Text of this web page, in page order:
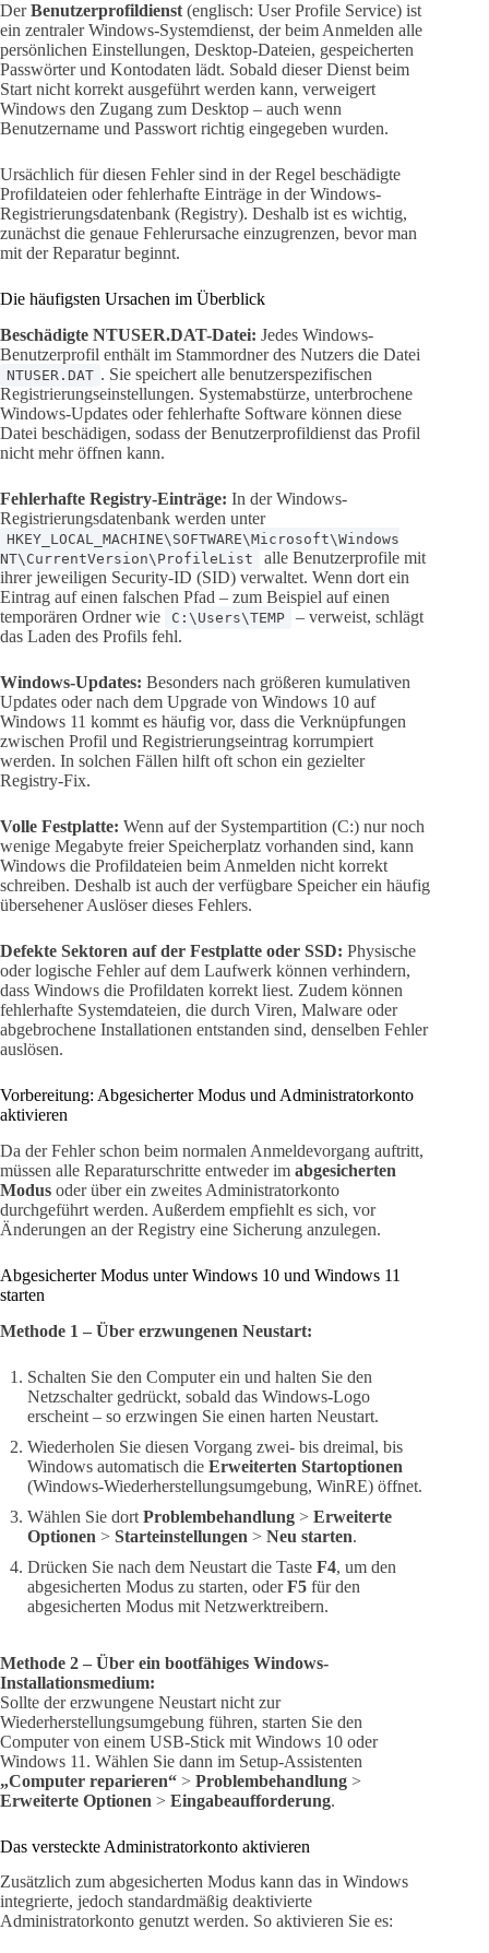
DerBenutzerprofildienst (englisch: User Profile Service) ist
ein zentraler Windows-Systemdienst, der beim Anmelden alle
persönlichen Einstellungen, Desktop-Dateien, gespeicherten
Passwörter und Kontodaten lädt. Sobald dieser Dienst beim
Start nicht korrekt ausgeführt werden kann, verweigert
Windows den Zugang zum Desktop – auch wenn
Benutzername und Passwort richtig eingegeben wurden.
Ursächlich für diesen Fehler sind in der Regel beschädigte
Profildateien oder fehlerhafte Einträge in der Windows-
Registrierungsdatenbank (Registry). Deshalb ist es wichtig,
zunächst die genaue Fehlerursache einzugrenzen, bevor man
mit der Reparatur beginnt.
Die häufigsten Ursachen im Überblick
Beschädigte NTUSER.DAT-Datei: Jedes Windows-
Benutzerprofil enthält im Stammordner des Nutzers die Datei
NTUSER.DAT . Sie speichert alle benutzerspezifischen
Registrierungseinstellungen. Systemabstürze, unterbrochene
Windows-Updates oder fehlerhafte Software können diese
Datei beschädigen, sodass der Benutzerprofildienst das Profil
nicht mehr öffnen kann.
Fehlerhafte Registry-Einträge: In der Windows-
Registrierungsdatenbank werden unter
HKEY_LOCAL_MACHINE\SOFTWARE\Microsoft\Windows
NT\CurrentVersion\ProfileList
alle Benutzerprofile mit
ihrer jeweiligen Security-ID (SID) verwaltet. Wenn dort ein
Eintrag auf einen falschen Pfad – zum Beispiel auf einen
temporären Ordner wie
C:\Users\TEMP
– verweist, schlägt
das Laden des Profils fehl.
Windows-Updates: Besonders nach größeren kumulativen
Updates oder nach dem Upgrade von Windows 10 auf
Windows 11 kommt es häufig vor, dass die Verknüpfungen
zwischen Profil und Registrierungseintrag korrumpiert
werden. In solchen Fällen hilft oft schon ein gezielter
Registry-Fix.
Volle Festplatte: Wenn auf der Systempartition (C:) nur noch
wenige Megabyte freier Speicherplatz vorhanden sind, kann
Windows die Profildateien beim Anmelden nicht korrekt
schreiben. Deshalb ist auch der verfügbare Speicher ein häufig
übersehener Auslöser dieses Fehlers.
Defekte Sektoren auf der Festplatte oder SSD: Physische
oder logische Fehler auf dem Laufwerk können verhindern,
dass Windows die Profildaten korrekt liest. Zudem können
fehlerhafte Systemdateien, die durch Viren, Malware oder
abgebrochene Installationen entstanden sind, denselben Fehler
auslösen.
Vorbereitung: Abgesicherter Modus und Administratorkonto
aktivieren
Da der Fehler schon beim normalen Anmeldevorgang auftritt,
müssen alle Reparaturschritte entweder im abgesicherten
Modus oder über ein zweites Administratorkonto
durchgeführt werden. Außerdem empfiehlt es sich, vor
Änderungen an der Registry eine Sicherung anzulegen.
Abgesicherter Modus unter Windows 10 und Windows 11
starten
Methode 1 – Über erzwungenen Neustart:
Schalten Sie den Computer ein und halten Sie den
Netzschalter gedrückt, sobald das Windows-Logo
erscheint – so erzwingen Sie einen harten Neustart.
Wiederholen Sie diesen Vorgang zwei- bis dreimal, bis
Windows automatisch die Erweiterten Startoptionen
(Windows-Wiederherstellungsumgebung, WinRE) öffnet.
Wählen Sie dort Problembehandlung > Erweiterte
Optionen > Starteinstellungen > Neu starten.
Drücken Sie nach dem Neustart die Taste F4, um den
abgesicherten Modus zu starten, oderF5 für den
abgesicherten Modus mit Netzwerktreibern.
Methode 2 – Über ein bootfähiges Windows-
Installationsmedium:
Sollte der erzwungene Neustart nicht zur
Wiederherstellungsumgebung führen, starten Sie den
Computer von einem USB-Stick mit Windows 10 oder
Windows 11. Wählen Sie dann im Setup-Assistenten
„Computer reparieren“ > Problembehandlung >
Erweiterte Optionen > Eingabeaufforderung.
Das versteckte Administratorkonto aktivieren
Zusätzlich zum abgesicherten Modus kann das in Windows
integrierte, jedoch standardmäßig deaktivierte
Administratorkonto genutzt werden. So aktivieren Sie es: